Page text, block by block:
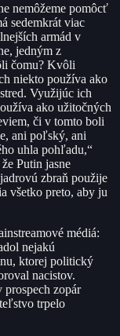
nemôžeme pomôcť
sedemkrát viac
armád v
jedným z
čomu? Kvôli
niekto používa ako
Využijúc ich
ako užitočných
či v tomto boli
ani poľský, ani
uhla pohľadu,“
Putin jasne
zbraň použije
všetko preto, aby ju
médiá:
nejakú
ktorej politický
nacistov.
zopár
trpelo